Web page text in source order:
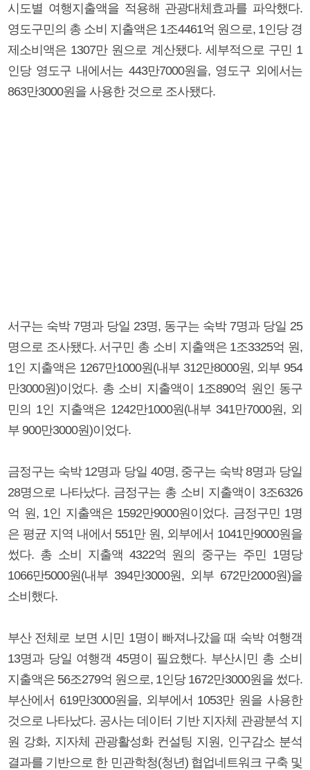
시도별 여행지출액을 적용해 관광대체효과를 파악했다.
영도구민의 총 소비 지출액은 1조4461억 원으로, 1인당 경
제소비액은 1307만 원으로 계산됐다. 세부적으로 구민 1
인당 영도구 내에서는 443만7000원을, 영도구 외에서는
863만3000원을 사용한 것으로 조사됐다.
서구는 숙박 7명과 당일 23명, 동구는 숙박 7명과 당일 25
명으로 조사됐다. 서구민 총 소비 지출액은 1조3325억 원,
1인 지출액은 1267만1000원(내부 312만8000원, 외부 954
만3000원)이었다. 총 소비 지출액이 1조890억 원인 동구
민의 1인 지출액은 1242만1000원(내부 341만7000원, 외
부 900만3000원)이었다.
금정구는 숙박 12명과 당일 40명, 중구는 숙박 8명과 당일
28명으로 나타났다. 금정구는 총 소비 지출액이 3조6326
억 원, 1인 지출액은 1592만9000원이었다. 금정구민 1명
은 평균 지역 내에서 551만 원, 외부에서 1041만9000원을
썼다. 총 소비 지출액 4322억 원의 중구는 주민 1명당
1066만5000원(내부 394만3000원, 외부 672만2000원)을
소비했다.
부산 전체로 보면 시민 1명이 빠져나갔을 때 숙박 여행객
13명과 당일 여행객 45명이 필요했다. 부산시민 총 소비
지출액은 56조279억 원으로, 1인당 1672만3000원을 썼다.
부산에서 619만3000원을, 외부에서 1053만 원을 사용한
것으로 나타났다. 공사는 데이터 기반 지자체 관광분석 지
원 강화, 지자체 관광활성화 컨설팅 지원, 인구감소 분석
결과를 기반으로 한 민관학청(청년) 협업네트워크 구축 및